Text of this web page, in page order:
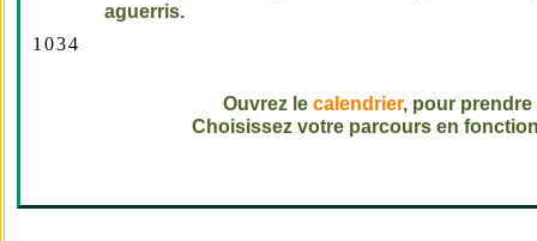
aguerris.
1 034
Ouvrez le calendrier, pour
Choisissez votre parcours en